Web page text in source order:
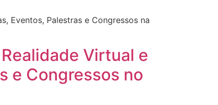
Eventos, Palestras e Congressos na
Virtual e
e Congressos no